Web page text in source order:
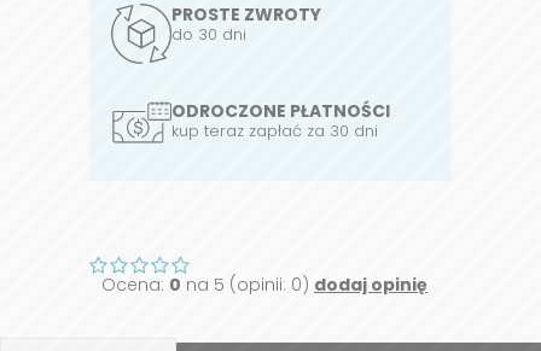
PROSTE ZWROTY
do 30 dni
ODROCZONE PŁATNOŚCI
kup teraz zapłać za 30 dni
Ocena: 0 na 5 (opinii: 0) dodaj opinię